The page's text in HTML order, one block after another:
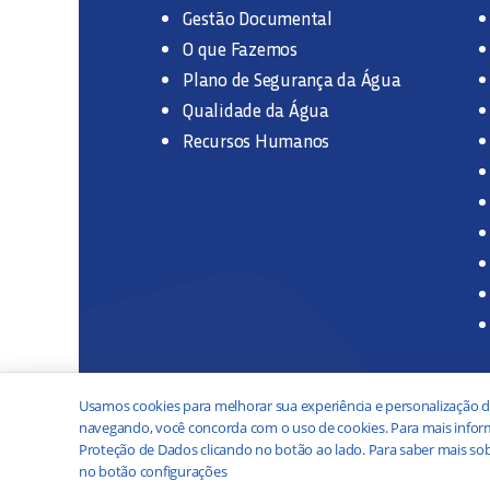
Gestão Documental
O que Fazemos
Plano de Segurança da Água
Qualidade da Água
Recursos Humanos
Usamos cookies para melhorar sua experiência e personalização
navegando, você concorda com o uso de cookies. Para mais
Proteção de Dados clicando no botão ao lado. Para saber mais
no botão configurações